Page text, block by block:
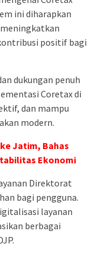
ini diharapkan
positif bagi
dukungan penuh
Coretax di
dan mampu
modern.
Jatim, Bahas
Ekonomi
Direktorat
bagi pengguna.
layanan
berbagai